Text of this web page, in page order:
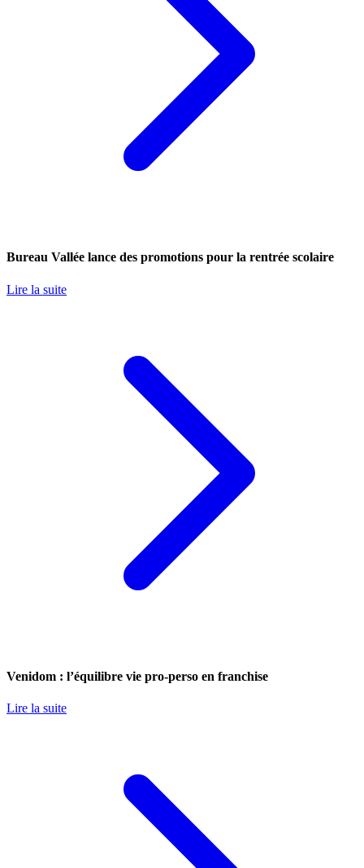
Bureau Vallée lance des promotions pour la rentrée scolaire
Lire la suite
Venidom : l’équilibre vie pro-perso en franchise
Lire la suite